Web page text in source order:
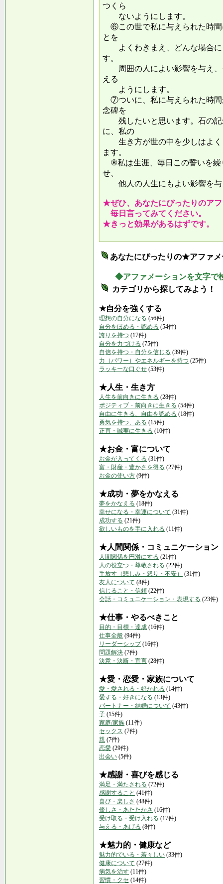
つくら
ないようにします。
⑥この世で私に与えられた時間
とを
よくわきまえ、どんな場合に
す。
周囲の人によい影響を与え、
える
ようにします。
⑦ついに、私に与えられた時間
念碑を
残したいと思います。石の記
に、私の
生き方が世の中を少しはよく
ます。
⑧私は生涯、毎日この誓いを繰
せ、
他人の人生にもよい影響
★ぜひ、あなたにぴったりのア
毎日言ってみてください。
★きっと効果があるはずです。
あなたにぴったりの★アファ
◆アファメーションを文字で
カテゴリから探してみよう！
★自分を強くする
理想の自分になる (56件)
自分をほめる・認める (54件)
誇りを持つ (17件)
自分を力づける (75件)
自信を持つ・自分を信じる (39件)
力（パワー）やエネルギーを持つ (25件)
ラッキーな口ぐせ (53件)
★人生・生き方
人生を前向きに生きる (28件)
ポジティブ・前向きに生きる (54件)
自由に生きる、自由を認める (18件)
勇気を持つ、ある (15件)
正直・誠実に生きる (10件)
★お金・富について
お金が入ってくる (31件)
富・財産・豊かさを得る (27件)
お金の使い方 (9件)
★成功・夢をかなえる
夢をかなえる (18件)
幸せになる・幸運について (31件)
成功する (21件)
欲しいものを手に入れる (11件)
★人間関係・コミュニケーション
人間関係を円滑にする (21件)
人の役立つ・尊敬される (22件)
手放す（悲しみ・怒り・不安）
(31件)
友人について (8件)
信じること・信頼 (22件)
会話・コミュニケーション・表現する (23件)
★仕事・やるべきこと
目的・目標・達成 (16件)
仕事全般 (94件)
リーダーシップ(16件)
問題解決 (7件)
決意・決断・宣言 (28件)
★愛・恋愛・家族について
愛・愛される・好かれる (14件)
愛する・好きになる (13件)
パートナー・結婚について (43件)
子 (15件)
家庭/家族 (11件)
セックス (7件)
親 (7件)
恋愛 (29件)
出会い (5件)
★感謝・喜びを感じる
満足・満たされる (72件)
感謝すること (41件)
喜び・楽しさ (48件)
優しさ・あたたかさ (16件)
受け取る・受け入れる (17件)
与える・あげる (8件)
★魅力的・健康など
魅力的でいる・若々しい (33件)
健康について (27件)
病気を治す (11件)
習慣・クセ (14件)